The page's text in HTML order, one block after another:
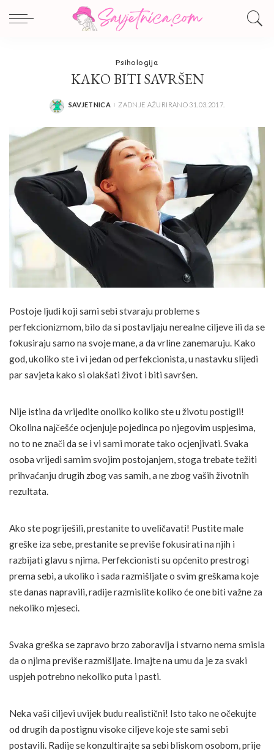
Psihologija
KAKO BITI SAVRŠEN
POSTED
SAVJETNICA ZADNJE AŽURIRANO 31.03.2017.
Postoje ljudi koji sami sebi stvaraju probleme s
perfekcionizmom, bilo da si postavljaju nerealne ciljeve ili da se
fokusiraju samo na svoje mane, a da vrline zanemaruju. Kako
god, ukoliko ste i vi jedan od perfekcionista, u nastavku slijedi
par savjeta kako si olakšati život i biti savršen.
Nije istina da vrijedite onoliko koliko ste u životu postigli!
Okolina najčešće ocjenjuje pojedinca po njegovim uspjesima,
no to ne znači da se i vi sami morate tako ocjenjivati. Svaka
osoba vrijedi samim svojim postojanjem, stoga trebate težiti
prihvaćanju drugih zbog vas samih, a ne zbog vaših životnih
rezultata.
Ako ste pogriješili, prestanite to uveličavati! Pustite male
greške iza sebe, prestanite se previše fokusirati na njih i
razbijati glavu s njima. Perfekcionisti su općenito prestrogi
prema sebi, a ukoliko i sada razmišljate o svim greškama koje
ste danas napravili, radije razmislite koliko će one biti važne za
nekoliko mjeseci.
Svaka greška se zapravo brzo zaboravlja i stvarno nema smisla
da o njima previše razmišljate. Imajte na umu da je za svaki
uspjeh potrebno nekoliko puta i pasti.
Neka vaši ciljevi uvijek budu realistični! Isto tako ne očekujte
od drugih da postignu visoke ciljeve koje ste sami sebi
postavili. Radije se konzultirajte sa sebi bliskom osobom, prije